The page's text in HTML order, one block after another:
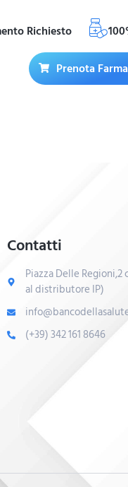
Richiesto
Prenota
Contatti
Piazza Delle
al distributore IP)
(+39) 342 161 8646